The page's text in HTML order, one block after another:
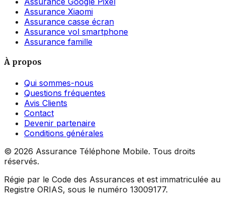
Assurance Xiaomi
Assurance casse écran
Assurance vol smartphone
Assurance famille
À propos
Qui sommes-nous
Questions fréquentes
Avis Clients
Contact
Devenir partenaire
Conditions générales
© 2026 Assurance Téléphone Mobile. Tous droits
réservés.
Régie par le Code des Assurances et est immatriculée au
Registre ORIAS, sous le numéro 13009177.